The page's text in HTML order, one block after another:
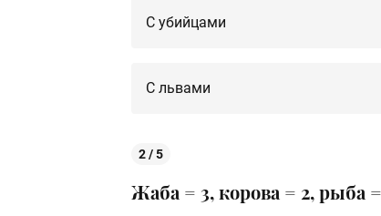
С убийцами
С львами
2 / 5
Жаба = 3, корова = 2, рыба